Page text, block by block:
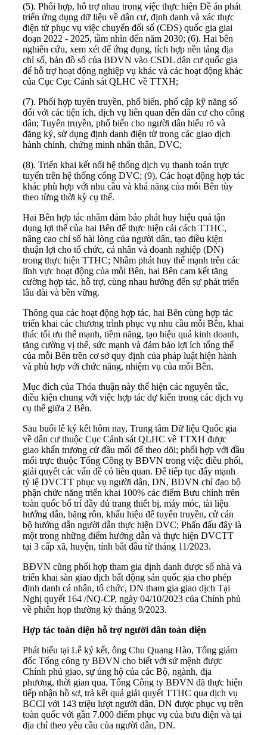
(5). Phối hợp, hỗ trợ nhau trong việc thực hiện Đề án phát
triển ứng dụng dữ liệu về dân cư, định danh và xác thực
điện tử phục vụ việc chuyển đổi số (CĐS) quốc gia giai
đoạn 2022 - 2025, tầm nhìn đến năm 2030; (6). Hai bên
nghiên cứu, xem xét để ứng dụng, tích hợp nền tảng địa
chỉ số, bản đồ số của BĐVN vào CSDL dân cư quốc gia
để hỗ trợ hoạt động nghiệp vụ khác và các hoạt động khác
của Cục Cục Cảnh sát QLHC về TTXH;
(7). Phối hợp tuyên truyền, phổ biến, phổ cập kỹ năng số
đối với các tiện ích, dịch vụ liên quan đến dân cư cho công
dân; Tuyên truyền, phổ biến cho người dân hiểu rõ và
đăng ký, sử dụng định danh điện tử trong các giao dịch
hành chính, chứng minh nhân thân, DVC;
(8). Triển khai kết nối hệ thống dịch vụ thanh toán trực
tuyến trên hệ thống cổng DVC; (9). Các hoạt động hợp tác
khác phù hợp với nhu cầu và khả năng của mỗi Bên tùy
theo từng thời kỳ cụ thể.
Hai Bên hợp tác nhằm đảm bảo phát huy hiệu quả tận
dụng lợi thế của hai Bên để thực hiện cải cách TTHC,
nâng cao chỉ số hài lòng của người dân, tạo điều kiện
thuận lợi cho tổ chức, cá nhân và doanh nghiệp (DN)
trong thực hiện TTHC; Nhằm phát huy thế mạnh trên các
lĩnh vực hoạt động của mỗi Bên, hai Bên cam kết tăng
cường hợp tác, hỗ trợ, cùng nhau hướng đến sự phát triển
lâu dài và bền vững.
Thông qua các hoạt động hợp tác, hai Bên cùng hợp tác
triển khai các chương trình phục vụ nhu cầu mỗi Bên, khai
thác tối ưu thế mạnh, tiềm năng, tạo hiệu quả kinh doanh,
tăng cường vị thế, sức mạnh và đảm bảo lợi ích tổng thể
của mỗi Bên trên cơ sở quy định của pháp luật hiện hành
và phù hợp với chức năng, nhiệm vụ của mỗi Bên.
Mục đích của Thỏa thuận này thể hiện các nguyên tắc,
điều kiện chung với việc hợp tác dự kiến trong các dịch vụ
cụ thể giữa 2 Bên.
Sau buổi lễ ký kết hôm nay, Trung tâm Dữ liệu Quốc gia
về dân cư thuộc Cục Cảnh sát QLHC về TTXH được
giao khẩn trương cử đầu mối để theo dõi; phối hợp với đầu
mối trực thuộc Tổng Công ty BĐVN trong việc điều phối,
giải quyết các vấn đề có liên quan. Để tiếp tục đẩy mạnh
tỷ lệ DVCTT phục vụ người dân, DN, BĐVN chỉ đạo bộ
phận chức năng triển khai 100% các điểm Bưu chính trên
toàn quốc bố trí đầy đủ trang thiết bị, máy móc, tài liệu
hướng dẫn, băng rôn, khẩu hiệu để tuyên truyền, cử cán
bộ hướng dẫn người dẫn thực hiện DVC; Phấn đấu đây là
một trong những điểm hướng dẫn và thực hiện DVCTT
tại 3 cấp xã, huyện, tỉnh bắt đầu từ tháng 11/2023.
BĐVN cũng phối hợp tham gia định danh được số nhà và
triển khai sàn giao dịch bất động sản quốc gia cho phép
định danh cá nhân, tổ chức, DN tham gia giao dịch Tại
Nghị quyết 164 /NQ-CP, ngày 04/10/2023 của Chính phủ
về phiên họp thường kỳ tháng 9/2023.
Hợp tác toàn diện hỗ trợ người dân toàn diện
Phát biểu tại Lễ ký kết, ông Chu Quang Hào, Tổng giám
đốc Tổng công ty BĐVN cho biết với sứ mệnh được
Chính phủ giao, sự ủng hộ của các Bộ, ngành, địa
phương, thời gian qua, Tổng Công ty BĐVN đã thực hiện
tiếp nhận hồ sơ, trả kết quả giải quyết TTHC qua dịch vụ
BCCI với 143 triệu lượt người dân, DN được phục vụ trên
toàn quốc với gần 7.000 điểm phục vụ của bưu điện và tại
địa chỉ theo yêu cầu của người dân, DN.